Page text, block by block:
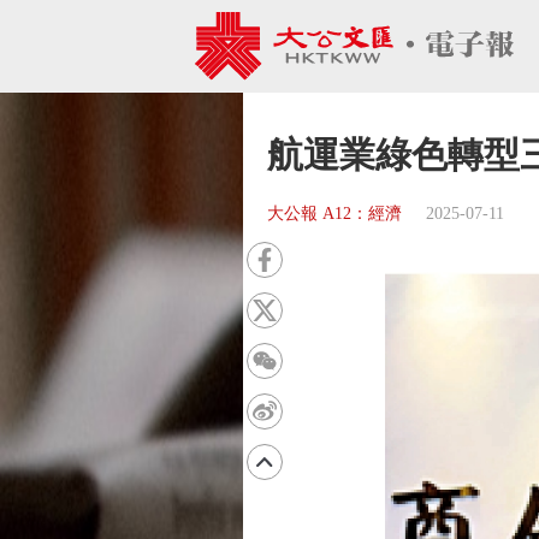
航運業綠色轉型
大公報 A12：經濟 2025-07-11